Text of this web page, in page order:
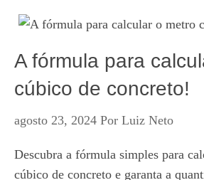
A fórmula para
cúbico de concreto!
agosto 23, 2024 Por Luiz Neto
Descubra a fórmula simples para
cúbico de concreto e garanta a